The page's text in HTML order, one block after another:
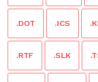
.DOT .ICS
.RTF .SLK